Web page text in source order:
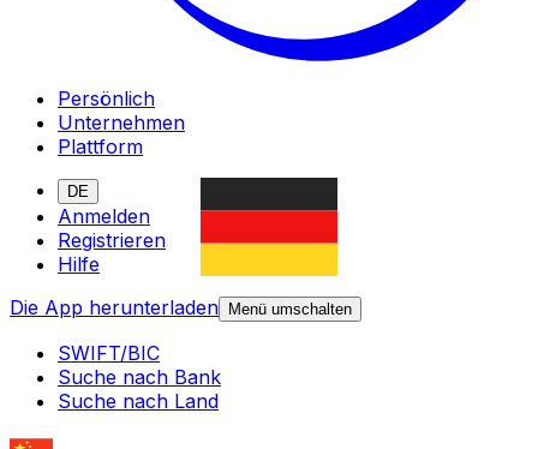
Persönlich
Unternehmen
Plattform
DE
Anmelden
Registrieren
Hilfe
Die App herunterladen
Menü umschalten
SWIFT/BIC
Suche nach Bank
Suche nach Land